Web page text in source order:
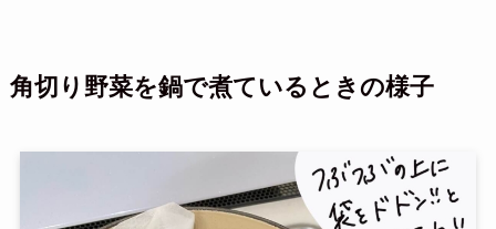
角切り野菜を鍋で煮ているときの様子